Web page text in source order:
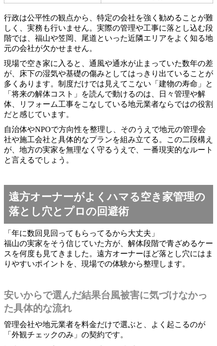
行政は公平性の観点から、特定の会社を強く勧めることが難
しく、実務も行いません。実際の管理や工事に落とし込む段
階では、福山や笠岡、尾道といった近隣エリアをよく知る地
元の会社が欠かせません。
現場で空き家に入ると、通風や通水が止まっていた数年の差
が、床下の湿気や基礎の傷みとしてはっきり出ていることが
多くあります。制度だけでは見えてこない「建物の寿命」と
「将来の解体コスト」を読んで動けるのは、日々管理や解
体、リフォーム工事をこなしている地元業者ならではの役割
だと感じています。
自治体やNPOで方向性を整理し、そのうえで地元の管理会
社や施工会社と具体的なプランを組み立てる。この二段構え
が、地方の実家を無理なく守るうえで、一番現実的なルート
と言えるでしょう。
遠方オーナーがよくハマる空き家管理の
落とし穴とプロの回避術
「年に数回見回ってもらってるから大丈夫」
福山の実家をそう信じていた方が、解体段階で青ざめるケー
スを何度も見てきました。遠方オーナーほど落とし穴にはま
りやすいポイントを、現場での体験から整理します。
安いからで選んだ結果台風被害に気づけなかっ
た具体的な流れ
管理会社や地元業者を料金だけで選ぶと、よく起こるのが
「外観チェックのみ」の契約です。